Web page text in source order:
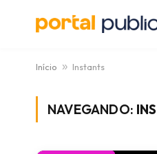
Início » Instants
NAVEGANDO: